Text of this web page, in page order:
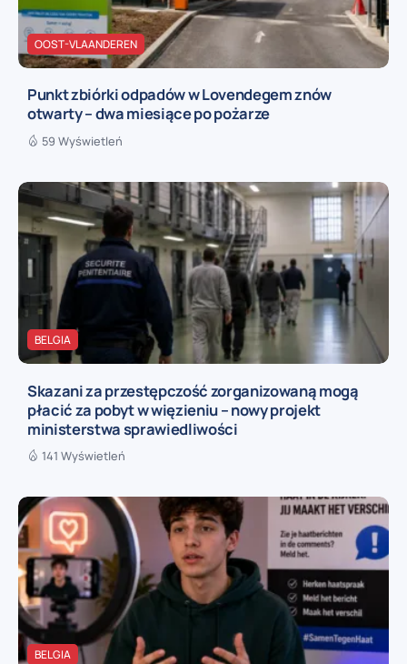
OOST-VLAANDEREN
Punkt zbiórki odpadów w Lovendegem znów
otwarty – dwa miesiące po pożarze
59 Wyświetleń
BELGIA
Skazani za przestępczość zorganizowaną mogą
płacić za pobyt w więzieniu – nowy projekt
ministerstwa sprawiedliwości
141 Wyświetleń
BELGIA